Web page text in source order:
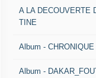
A LA DECOUVERTE
TINE
Album - CHRONIQUE
Album -